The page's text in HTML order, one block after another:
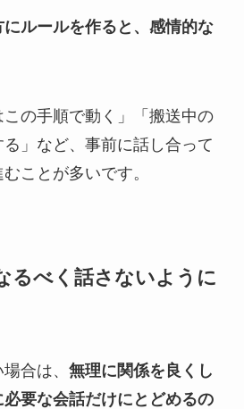
ルールを作ると、感情的な
の手順で動く」「搬送中の
」など、事前に話し合って
ことが多いです。
るべく話さないように
合は、 無理に関係を良くし
要な会話だけにとどめるの